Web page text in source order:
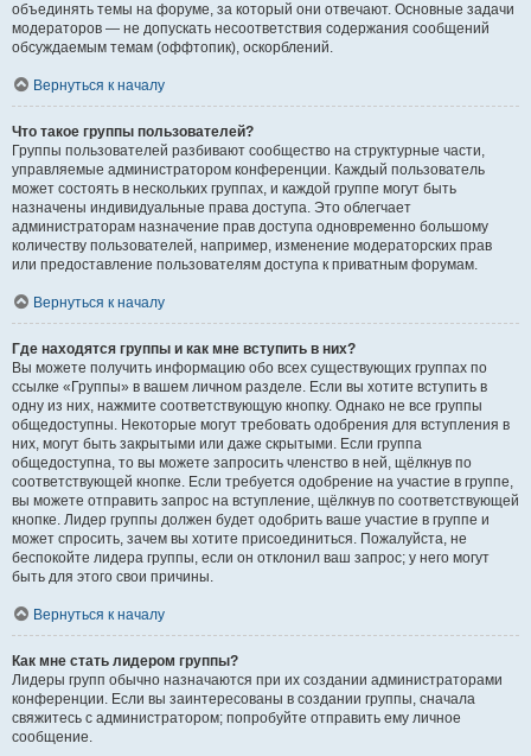
объединять темы на форуме, за который они отвечают. Основные задачи
модераторов — не допускать несоответствия содержания сообщений
обсуждаемым темам (оффтопик), оскорблений.
Вернуться к началу
Что такое группы пользователей?
Группы пользователей разбивают сообщество на структурные части,
управляемые администратором конференции. Каждый пользователь
может состоять в нескольких группах, и каждой группе могут быть
назначены индивидуальные права доступа. Это облегчает
администраторам назначение прав доступа одновременно большому
количеству пользователей, например, изменение модераторских прав
или предоставление пользователям доступа к приватным форумам.
Вернуться к началу
Где находятся группы и как мне вступить в них?
Вы можете получить информацию обо всех существующих группах по
ссылке «Группы» в вашем личном разделе. Если вы хотите вступить в
одну из них, нажмите соответствующую кнопку. Однако не все группы
общедоступны. Некоторые могут требовать одобрения для вступления в
них, могут быть закрытыми или даже скрытыми. Если группа
общедоступна, то вы можете запросить членство в ней, щёлкнув по
соответствующей кнопке. Если требуется одобрение на участие в группе,
вы можете отправить запрос на вступление, щёлкнув по соответствующей
кнопке. Лидер группы должен будет одобрить ваше участие в группе и
может спросить, зачем вы хотите присоединиться. Пожалуйста, не
беспокойте лидера группы, если он отклонил ваш запрос; у него могут
быть для этого свои причины.
Вернуться к началу
Как мне стать лидером группы?
Лидеры групп обычно назначаются при их создании администраторами
конференции. Если вы заинтересованы в создании группы, сначала
свяжитесь с администратором; попробуйте отправить ему личное
сообщение.